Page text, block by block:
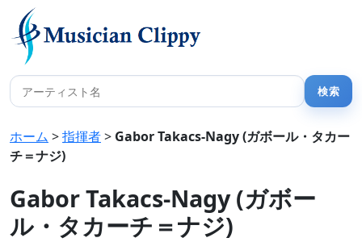
ホーム >指揮者> Gabor Takacs-Nagy (ガボール・タカー
チ＝ナジ)
Gabor Takacs-Nagy (ガボー
ル・タカーチ＝ナジ)